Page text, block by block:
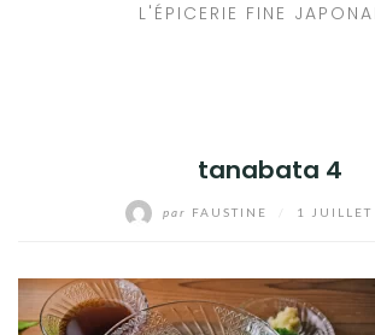
L'ÉPICERIE FINE
tanabata 4
par FAUSTINE 1